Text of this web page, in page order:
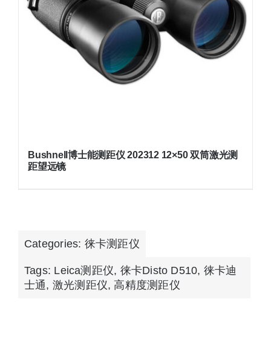
Bushnell博士能测距仪 202312 12×50 双筒激光测
距望远镜
Categories: 徕卡测距仪
Tags: Leica测距仪, 徕卡Disto D510, 徕卡迪
士通, 激光测距仪, 高精度测距仪